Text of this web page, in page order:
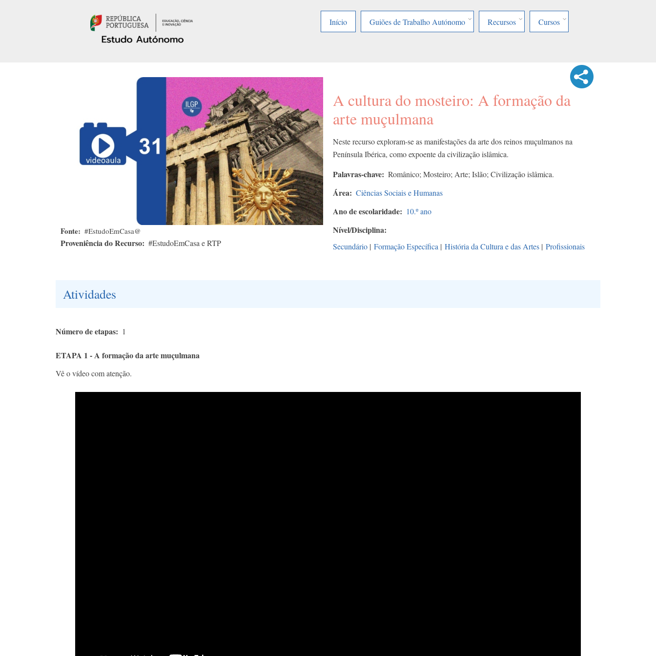
Início
Guiões de Trabalho Autónomo Recursos Cursos
Fonte #EstudoEmCasa@
Proveniência do Recurso #EstudoEmCasa e RTP
A cultura do mosteiro: A formação da
arte muçulmana
Neste recurso exploram-se as manifestações da arte dos reinos muçulmanos na
Península Ibérica, como expoente da civilização islâmica.
Palavras-chave Românico; Mosteiro; Arte; Islão; Civilização islâmica.
Área Ciências Sociais e Humanas
Ano de escolaridade 10.º ano
Nível/Disciplina
Secundário | Formação Específica | História da Cultura e das Artes | Profissionais
Atividades
Número de etapas 1
ETAPA 1 - A formação da arte muçulmana
Vê o vídeo com atenção.